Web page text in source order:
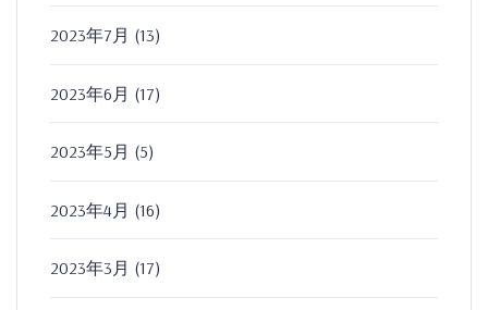
2023年7月 (13)
2023年6月 (17)
2023年5月 (5)
2023年4月 (16)
2023年3月 (17)